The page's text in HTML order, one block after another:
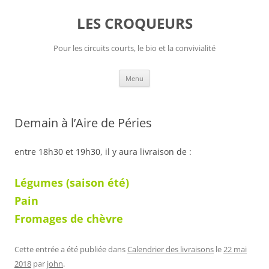
LES CROQUEURS
Pour les circuits courts, le bio et la convivialité
Menu
Demain à l’Aire de Péries
entre 18h30 et 19h30, il y aura livraison de :
Légumes (saison été)
Pain
Fromages de chèvre
Cette entrée a été publiée dansCalendrier des livraisons le22 mai
2018 par john.